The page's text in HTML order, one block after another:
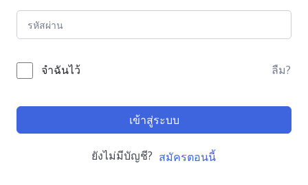
จำฉันไว้ ลืม?
เข้าสู่ระบบ
ยังไม่มีบัญชี? สมัครตอนนี้